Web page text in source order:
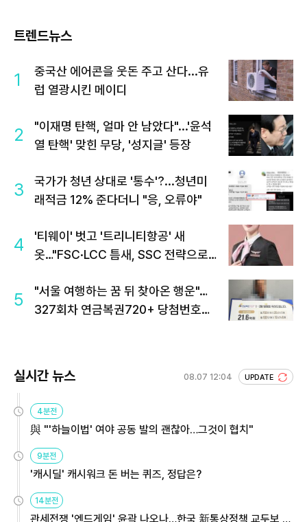
트렌드뉴스
1
중국산 에어콘을 웃돈 주고 산다...유
럽 열광시킨 메이디
2
"이재명 탄핵, 얼마 안 남았다"...'윤석
열 탄핵' 맞힌 무당, '성지글' 등장
3
국가가 청년 상대로 '통수'?...청년미
래적금 12% 준다더니 "응, 오류야"
4
'티웨이' 벗고 '트리니티항공' 새
옷…"FSC·LCC 틈새, SSC 전략으로
5
"서울 여행하는 꿈 뒤 찾아온 행운"…
327회차 연금복권720+ 당첨번호조
실시간 뉴스 08.07 12:04 UPDATE
4분전
與 "'하늘이법' 여야 공동 발의 괜찮아…그것이 협치"
9분전
'캐시딜' 캐시워크 돈 버는 퀴즈, 정답은?
14분전
관세전쟁 '엔드게임' 윤곽 나오나…한국 新통상정책 교두보 활